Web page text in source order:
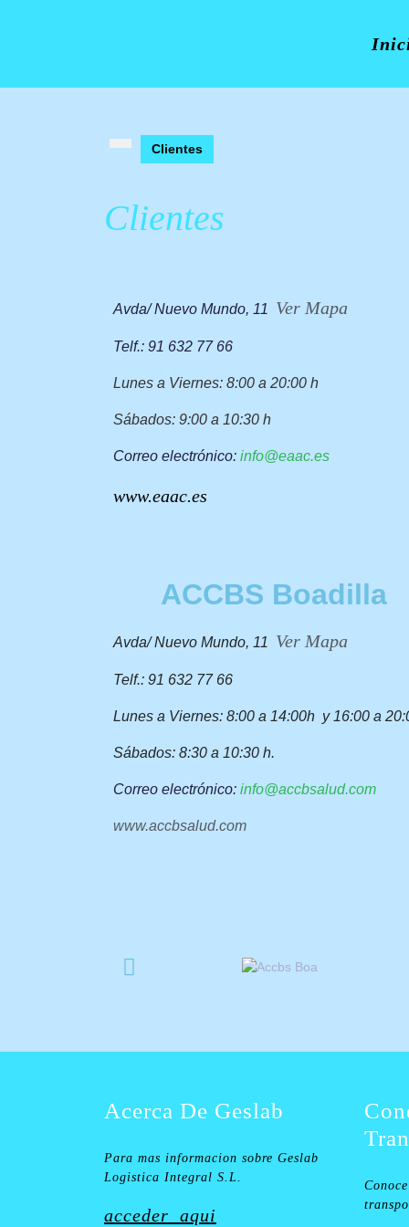
Clientes
Clientes
Avda/ Nuevo Mundo, 11 Ver Mapa
Telf.: 91 632 77 66
Lunes a Viernes: 8:00 a 20:00 h
Sábados: 9:00 a 10:30 h
Correo electrónico: info@eaac.es
www.eaac.es
ACCBS Boadilla
Avda/ Nuevo Mundo, 11 Ver Mapa
Telf.: 91 632 77 66
Lunes a Viernes: 8:00 a 14:00h y 16:00 a
Sábados: 8:30 a 10:30 h.
Correo electrónico: info@accbsalud.com
www.accbsalud.com
Acerca De Geslab
Para mas informacion sobre Geslab
Logistica Integral S.L.
acceder aqui